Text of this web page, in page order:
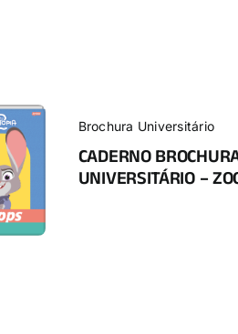
Brochura Universitário
CADERNO
UNIVERSITÁRIO –